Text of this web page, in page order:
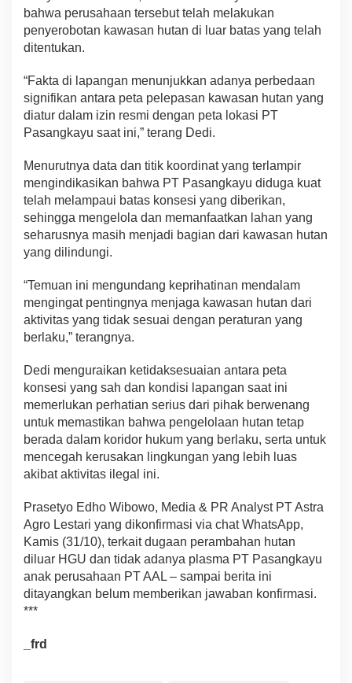
bahwa perusahaan tersebut telah melakukan
penyerobotan kawasan hutan di luar batas yang telah
ditentukan.
“Fakta di lapangan menunjukkan adanya perbedaan
signifikan antara peta pelepasan kawasan hutan yang
diatur dalam izin resmi dengan peta lokasi PT
Pasangkayu saat ini,” terang Dedi.
Menurutnya data dan titik koordinat yang terlampir
mengindikasikan bahwa PT Pasangkayu diduga kuat
telah melampaui batas konsesi yang diberikan,
sehingga mengelola dan memanfaatkan lahan yang
seharusnya masih menjadi bagian dari kawasan hutan
yang dilindungi.
“Temuan ini mengundang keprihatinan mendalam
mengingat pentingnya menjaga kawasan hutan dari
aktivitas yang tidak sesuai dengan peraturan yang
berlaku,” terangnya.
Dedi menguraikan ketidaksesuaian antara peta
konsesi yang sah dan kondisi lapangan saat ini
memerlukan perhatian serius dari pihak berwenang
untuk memastikan bahwa pengelolaan hutan tetap
berada dalam koridor hukum yang berlaku, serta untuk
mencegah kerusakan lingkungan yang lebih luas
akibat aktivitas ilegal ini.
Prasetyo Edho Wibowo, Media & PR Analyst PT Astra
Agro Lestari yang dikonfirmasi via chat WhatsApp,
Kamis (31/10), terkait dugaan perambahan hutan
diluar HGU dan tidak adanya plasma PT Pasangkayu
anak perusahaan PT AAL – sampai berita ini
ditayangkan belum memberikan jawaban konfirmasi.
***
_frd